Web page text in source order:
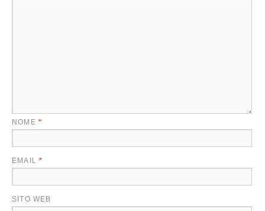
NOME *
EMAIL*
SITO WEB